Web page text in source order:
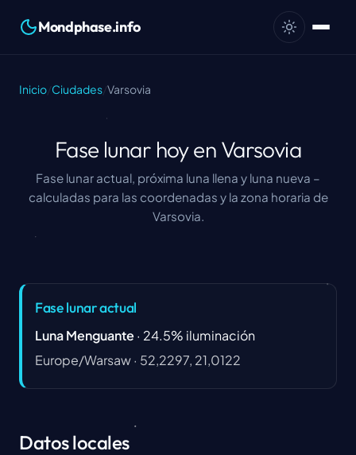
Mondphase.info
Inicio Ciudades Varsovia
Fase lunar hoy en Varsovia
Fase lunar actual, próxima luna llena y luna nueva –
calculadas para las coordenadas y la zona horaria de
Varsovia.
Fase lunar actual
Luna Menguante · 24.5% iluminación
Europe/Warsaw· 52,2297, 21,0122
Datos locales